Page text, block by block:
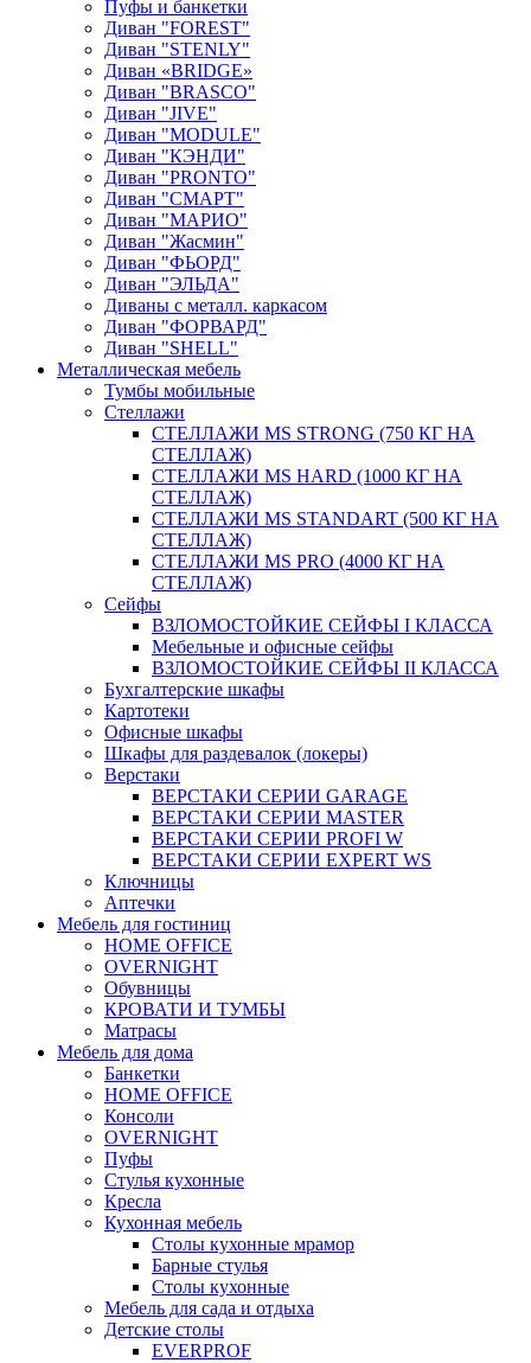
Пуфы и банкетки
Диван "FOREST"
Диван "STENLY"
Диван «BRIDGE»
Диван "BRASCO"
Диван "JIVE"
Диван "MODULE"
Диван "КЭНДИ"
Диван "PRONTO"
Диван "СМАРТ"
Диван "МАРИО"
Диван "Жасмин"
Диван "ФЬОРД"
Диван "ЭЛЬДА"
Диваны с металл. каркасом
Диван "ФОРВАРД"
Диван "SHELL"
Металлическая мебель
Тумбы мобильные
Стеллажи
СТЕЛЛАЖИ MS STRONG (750 КГ НА
СТЕЛЛАЖ)
СТЕЛЛАЖИ MS HARD (1000 КГ НА
СТЕЛЛАЖ)
СТЕЛЛАЖИ MS STANDART (500 КГ НА
СТЕЛЛАЖ)
СТЕЛЛАЖИ MS PRO (4000 КГ НА
СТЕЛЛАЖ)
Сейфы
ВЗЛОМОСТОЙКИЕ СЕЙФЫ I КЛАССА
Мебельные и офисные сейфы
ВЗЛОМОСТОЙКИЕ СЕЙФЫ II КЛАССА
Бухгалтерские шкафы
Картотеки
Офисные шкафы
Шкафы для раздевалок (локеры)
Верстаки
ВЕРСТАКИ СЕРИИ GARAGE
ВЕРСТАКИ СЕРИИ MASTER
ВЕРСТАКИ СЕРИИ PROFI W
ВЕРСТАКИ СЕРИИ EXPERT WS
Ключницы
Аптечки
Мебель для гостиниц
HOME OFFICE
OVERNIGHT
Обувницы
КРОВАТИ И ТУМБЫ
Матрасы
Мебель для дома
Банкетки
HOME OFFICE
Консоли
OVERNIGHT
Пуфы
Стулья кухонные
Кресла
Кухонная мебель
Столы кухонные мрамор
Барные стулья
Столы кухонные
Мебель для сада и отдыха
Детские столы
EVERPROF